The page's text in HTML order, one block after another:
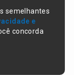
semelhantes
e
concorda